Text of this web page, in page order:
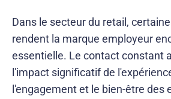
Dans le secteur du retail,
rendent la marque employeur
essentielle. Le contact constant
l'impact significatif de
l'engagement et le bien-être des